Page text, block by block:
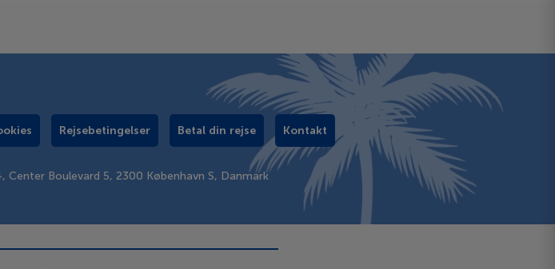
Rejsebetingelser Betal din rejse Kontakt
Boulevard 5, 2300 København S, Danmark